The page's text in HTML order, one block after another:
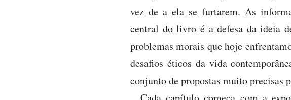
vez de a ela se furtarem. As
central do livro é a defesa da ideia
problemas morais que hoje
desafios éticos da vida
conjunto de propostas muito precisas